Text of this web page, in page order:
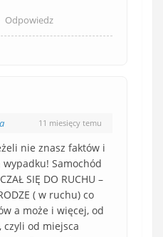
Odpowiedz
11 miesięcy temu
nie znasz faktów i
Samochód
SIĘ DO RUCHU –
( w ruchu) co
a może i więcej, od
czyli od miejsca